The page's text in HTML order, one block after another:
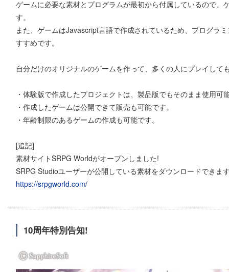
ゲームに必要な素材とプログラムが最初から付属しているので、
す。
また、ゲームはJavascript言語で作成されているため、プログラ
すすめです。
自分だけのオリジナルのゲームを作って、多くの人にプレイして
・体験版で作成したプロジェクトは、製品版でもそのまま使用可
・作成したゲームは公開できて販売も可能です。
・年齢制限のあるゲームの作成も可能です。
[追記]
素材サイトSRPG Worldがオープンしました!
SRPG Studioユーザーが公開している素材をダウンロードできま
https://srpgworld.com/
10周年特別告知!